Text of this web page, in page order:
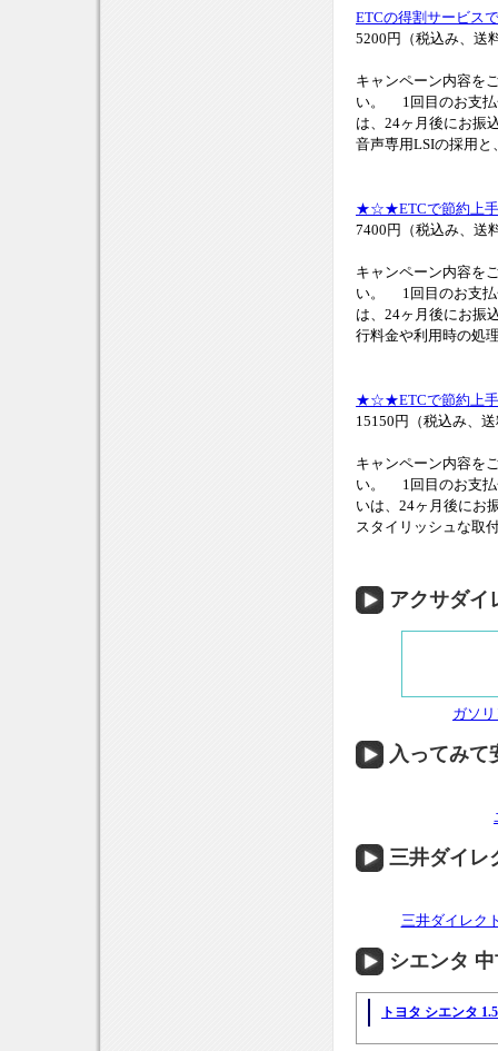
ETCの得割サービス
5200円（税込み、送
キャンペーン内容を
い。 1回目のお支払
は、24ヶ月後にお振
音声専用LSIの採用
★☆★ETCで節約上手
7400円（税込み、送
キャンペーン内容を
い。 1回目のお支払
は、24ヶ月後にお振
行料金や利用時の処
★☆★ETCで節約上手
15150円（税込み、
キャンペーン内容を
い。 1回目のお支払
いは、24ヶ月後にお
スタイリッシュな取
アクサダイ
ガソ
入ってみ
三井ダイレ
三井ダイレク
シエンタ
トヨタ シエンタ